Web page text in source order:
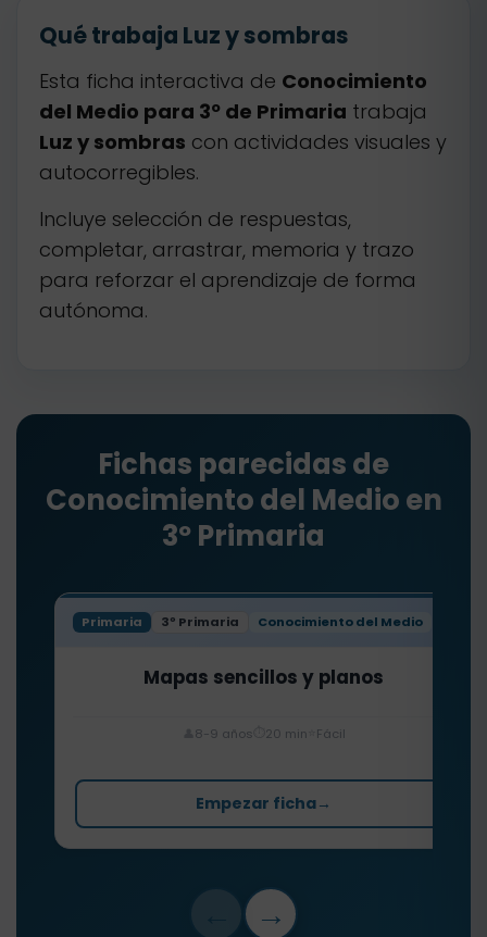
Qué trabaja Luz y sombras
Esta ficha interactiva de Conocimiento
del Medio para 3º de Primaria trabaja
Luz y sombras con actividades visuales y
autocorregibles.
Incluye selección de respuestas,
completar, arrastrar, memoria y trazo
para reforzar el aprendizaje de forma
autónoma.
Fichas parecidas de
Conocimiento del Medio en
3º Primaria
Primaria 3º Primaria Conocimiento del Medio
Mapas sencillos y planos
8-9 años 20 min Fácil
Empezar ficha→
→